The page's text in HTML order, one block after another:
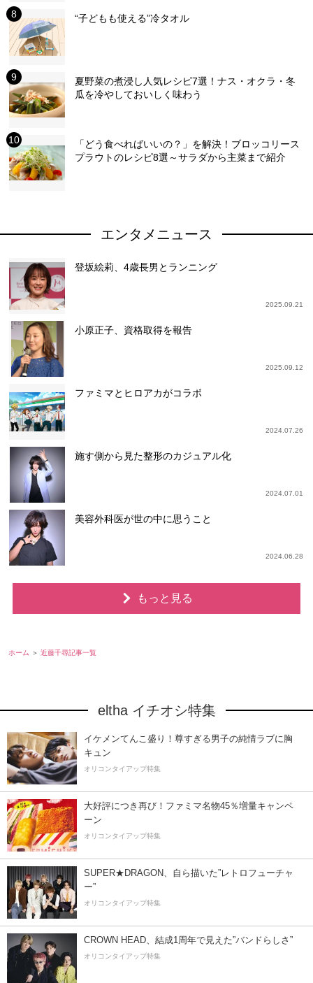
“子どもも使える”冷タオル
夏野菜の煮浸し人気レシピ7選！ナス・オクラ・冬
瓜を冷やしておいしく味わう
「どう食べればいいの？」を解決！ブロッコリース
プラウトのレシピ8選～サラダから主菜まで紹介
エンタメニュース
登坂絵莉、4歳長男とランニング
2025.09.21
小原正子、資格取得を報告
2025.09.12
ファミマとヒロアカがコラボ
2024.07.26
施す側から見た整形のカジュアル化
2024.07.01
美容外科医が世の中に思うこと
2024.06.28
もっと見る
ホーム 近藤千尋記事一覧
eltha イチオシ特集
イケメンてんこ盛り！尊すぎる男子の純情ラブに胸
キュン
オリコンタイアップ特集
大好評につき再び！ファミマ名物45％増量キャンペ
ーン
オリコンタイアップ特集
SUPER★DRAGON、自ら描いた”レトロフューチャ
ー”
オリコンタイアップ特集
CROWN HEAD、結成1周年で見えた”バンドらしさ”
オリコンタイアップ特集